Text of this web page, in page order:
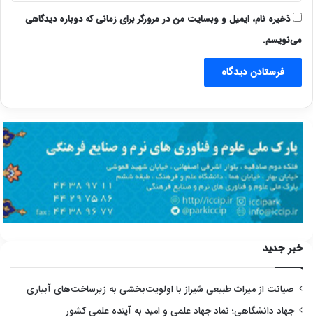
ذخیره نام، ایمیل و وبسایت من در مرورگر برای زمانی که دوباره دیدگاهی
می‌نویسم.
خبر جدید
صیانت از میراث طبیعی شیراز با اولویت‌بخشی به زیرساخت‌های آبیاری
جهاد دانشگاهی؛ نماد جهاد علمی و امید به آینده علمی کشور